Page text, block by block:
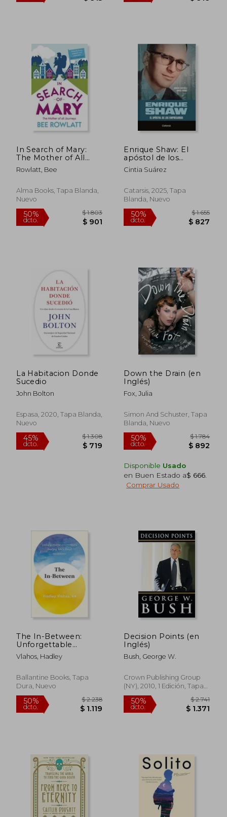
In Search of Mary:
The Mother of All
Journeys (en Inglés)
Rowlatt, Bee
Alma Books, Tapa Blanda,
Nuevo
50%
dcto.
Enrique Shaw: El
apóstol de los
empresarios
Cintia Suárez
Catarsis, 2025, Tapa
Blanda, Nuevo
50%
dcto.
La Habitacion Donde
Sucedio
John Bolton
Espasa, 2020, Tapa Blanda,
Nuevo
Down the Drain (en
Inglés)
Fox, Julia
Simon And Schuster, Tapa
Blanda, Nuevo
Disponible Usado
en Buen Estado a$ 666
Comprar Usado
The In-Between:
Unforgettable
Encounters During
Life's Final Moments
Vlahos, Hadley
Ballantine Books, Tapa
Dura, Nuevo
Decision Points (en
Inglés)
Bush, George W.
Crown Publishing Group
(NY), 2010, 1 Edición, Tapa
Dura, Nuevo